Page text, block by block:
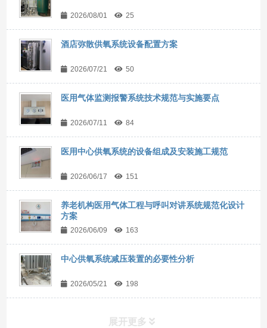
2026/08/01 25
酒店弥散供氧系统设备配置方案
2026/07/21 50
医用气体监测报警系统技术规范与实施要点
2026/07/11 84
医用中心供氧系统的设备组成及安装施工规范
2026/06/17 151
养老机构医用气体工程与呼叫对讲系统规范化设计
方案
2026/06/09 163
中心供氧系统减压装置的必要性分析
2026/05/21 198
展开更多